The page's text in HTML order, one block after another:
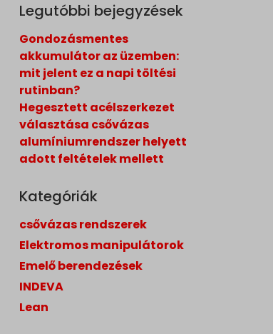
Legutóbbi bejegyzések
Gondozásmentes
akkumulátor az üzemben:
mit jelent ez a napi töltési
rutinban?
Hegesztett acélszerkezet
választása csővázas
alumíniumrendszer helyett
adott feltételek mellett
Kategóriák
csővázas rendszerek
Elektromos manipulátorok
Emelő berendezések
INDEVA
Lean